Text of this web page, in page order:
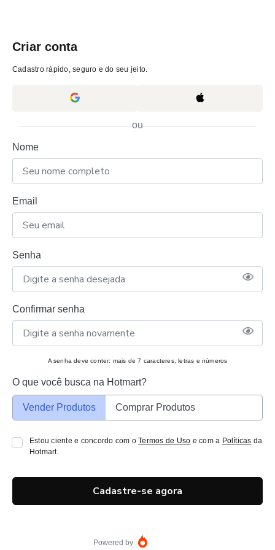
Criar conta
Cadastro rápido, seguro e do seu jeito.
ou
Nome
Email
Senha
Confirmar senha
A senha deve conter: mais de 7 caracteres, letras e números
O que você busca na Hotmart?
Vender Produtos Comprar Produtos
Estou ciente e concordo com oTermos de Uso e com a Políticas da
Hotmart.
Cadastre-se agora
Powered by